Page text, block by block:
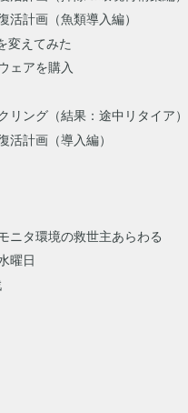
活計画（魚類導入編）
変えてみた
ェアを購入
リング（結果：途中リタイア）
活計画（導入編）
ニタ環境の救世主あらわる
曜日